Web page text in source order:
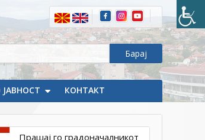
КОНТАКТ
Прашај го градоначалникот